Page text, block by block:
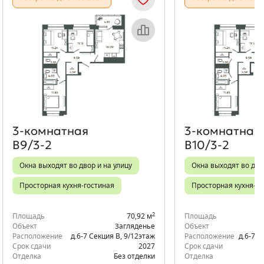
Объект месяца
3‑комнатная
В9/3-2
Окна выходят во двор и на улицу
Просторная кухня-гостиная
Площадь 70,92 м2
Объект
Загляденье
Расположение
д.6-7 Секция В 9/12этаж
Срок сдачи
2027
Отделка
Без отделки
3‑комнатная
В10/3-2
Окна выходят во
Просторная кухня-
Площадь
Объект
Расположение
д.6-7
Срок сдачи
Отделка